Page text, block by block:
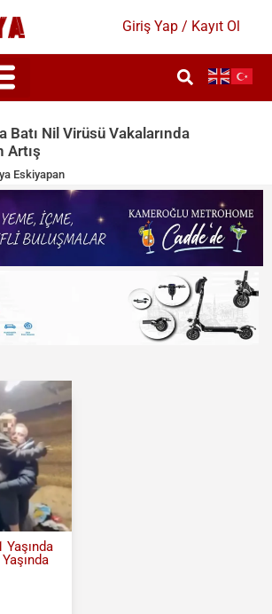
Giriş Yap / Kayıt Ol
Medyada Kitlesel Göç Çağrısı:
Harekete Geçti
Derya Eskiyapan
Yaşında